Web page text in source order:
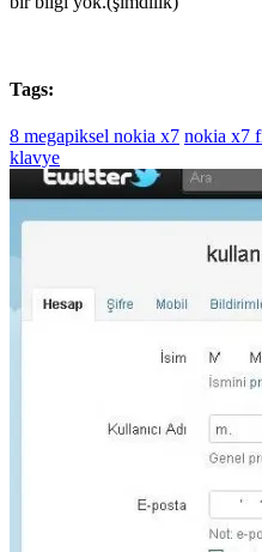
Tags:
8 megapiksel nokia x7 nokia x7
klavye